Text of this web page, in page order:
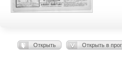
Открыть Открыть в